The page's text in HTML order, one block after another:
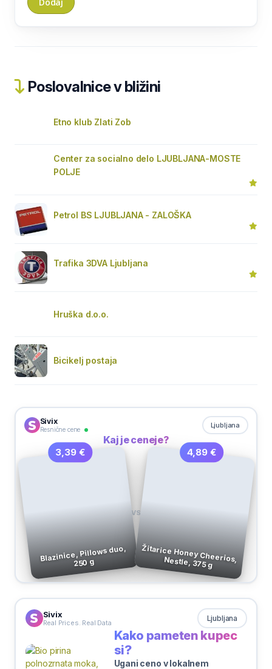
Poslovalnice v bližini
Etno klub Zlati Zob
Center za socialno delo LJUBLJANA-MOSTE
POLJE
Petrol BS LJUBLJANA - ZALOŠKA
Trafika 3DVA Ljubljana
Hruška d.o.o.
Bicikelj postaja
Sivix
Resnične cene
Ljubljana
Kaj je ceneje?
3,39 €
Blazinice, Pillows duo,
250 g
VS
4,89 €
Žitarice Honey Cheerios, Nestle, 375 g
Sivix
Real Prices. Real Data Ljubljana
Kako pameten kupec
si?
Ugani ceno v lokalnem